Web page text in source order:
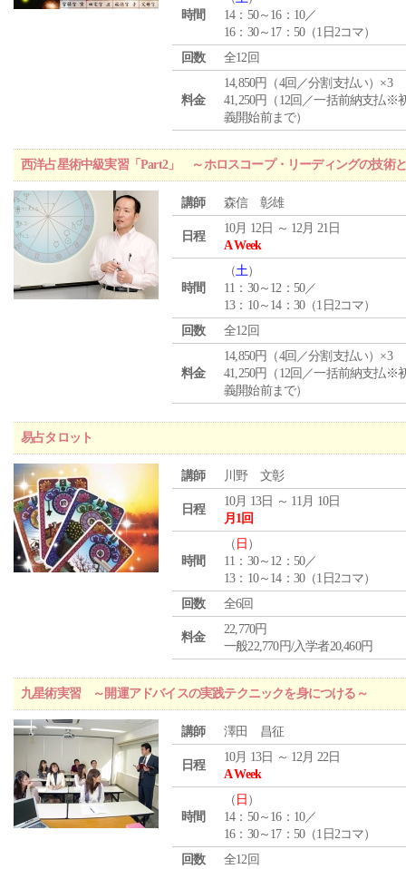
時間
14：50～16：10／
16：30～17：50（1日2コマ）
回数
全12回
料金
14,850円（4回／分割支払い）×3
41,250円（12回／一括前納支払※
義開始前まで）
西洋占星術中級実習「Part2」 ～ホロスコープ・リーディングの技術
講師 森信 彰雄
日程
10月 12日 ～ 12月 21日
A Week
時間
（土）
11：30～12：50／
13：10～14：30（1日2コマ）
回数
全12回
料金
14,850円（4回／分割支払い）×3
41,250円（12回／一括前納支払※
義開始前まで）
易占タロット
講師 川野 文彰
日程
10月 13日 ～ 11月 10日
月1回
時間
（ 日 ）
11：30～12：50／
13：10～14：30（1日2コマ）
回数
全6回
料金
22,770円
一般22,770円/入学者20,460円
九星術実習 ～開運アドバイスの実践テクニックを身につける～
講師 澤田 昌征
日程
10月 13日 ～ 12月 22日
A Week
時間
（ 日 ）
14：50～16：10／
16：30～17：50（1日2コマ）
回数
全12回